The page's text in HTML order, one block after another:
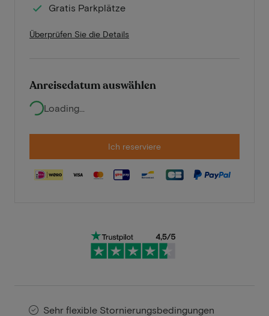
Gratis Parkplätze
Überprüfen Sie die Details
Anreisedatum auswählen
Loading...
Ich reserviere
Sehr flexible Stornierungsbedingungen